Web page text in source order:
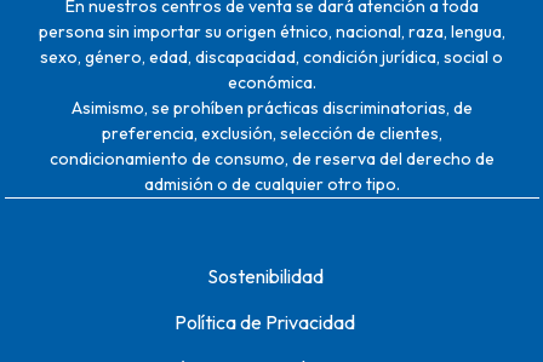
En nuestros centros de venta se dará atención a toda
persona sin importar su origen étnico, nacional, raza, lengua,
sexo, género, edad, discapacidad, condición jurídica, social o
económica.
Asimismo, se prohíben prácticas discriminatorias, de
preferencia, exclusión, selección de clientes,
condicionamiento de consumo, de reserva del derecho de
admisión o de cualquier otro tipo.
Sostenibilidad
Política de Privacidad